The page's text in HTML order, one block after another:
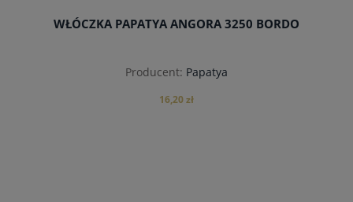
WŁÓCZKA PAPATYA ANGORA 3250 BORDO
Producent: Papatya
16,20 zł